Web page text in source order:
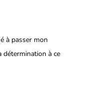
à passer mon
détermination à ce